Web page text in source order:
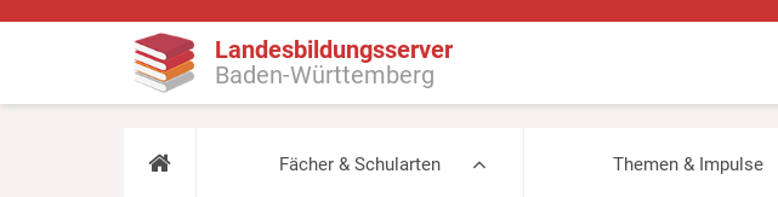
Landesbildungsserver
Baden-Württemberg
Fächer & Schularten Themen & Impulse